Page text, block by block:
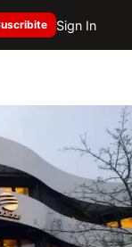
Sign In